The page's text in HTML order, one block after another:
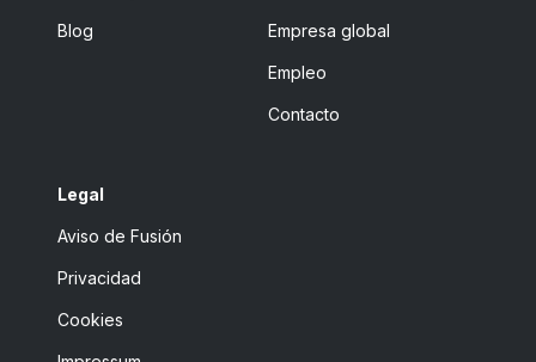
Blog Empresa global
Empleo
Contacto
Legal
Aviso de Fusión
Privacidad
Cookies